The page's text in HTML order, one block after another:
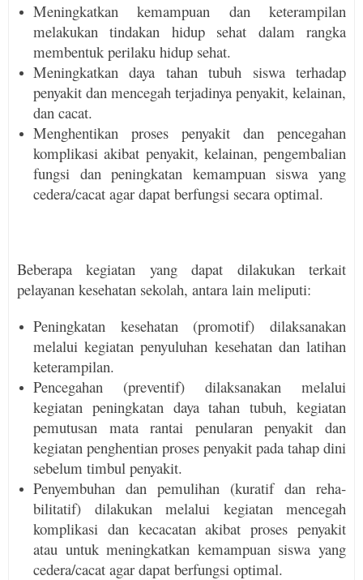
Meningkatkan kemampuan dan keterampilan
melakukan tindakan hidup sehat dalam rangka
membentuk perilaku hidup sehat.
Meningkatkan daya tahan tubuh siswa terhadap
penyakit dan mencegah terjadinya penyakit, kelainan,
dan cacat.
Menghentikan proses penyakit dan pencegahan
komplikasi akibat penyakit, kelainan, pengem­ba­lian
fungsi dan peningkatan kemam­puan sis­wa yang
cedera/cacat agar dapat berfungsi secara optimal.
Beberapa kegiatan yang dapat dilakukan terkait
pelayanan kesehatan sekolah, antara lain meliputi:
Peningkatan kesehatan (promotif) dilaksanakan
melalui kegiatan penyuluhan kesehatan dan latihan
keterampilan.
Pencegahan (preventif) dilaksanakan melalui
kegiatan peningkatan daya tahan tubuh, ke­giatan
pemutusan mata rantai penularan penya­kit dan
kegiatan penghentian proses penyakit pada tahap dini
sebelum timbul penyakit.
Penyembuhan dan pemulihan (kuratif dan reha­
bilitatif) dilakukan melalui kegiatan men­ce­gah
komplikasi dan kecacatan akibat proses penya­kit
atau untuk meningkatkan kemampuan siswa yang
cedera/cacat agar dapat berfungsi optimal.